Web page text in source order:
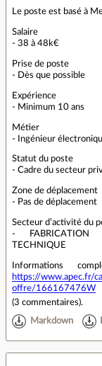
Le poste est basé à
Salaire
- 38 à 48k€
Prise de poste
- Dès que possible
Expérience
- Minimum 10 ans
Métier
- Ingénieur
Statut du poste
- Cadre du secteur
Zone de déplacement
- Pas de déplacement
Secteur d’activité du
- FABRICATION
TECHNIQUE
Informations
https://www.apec.fr/
offre/166167476W
(3 commentaires).
Markdown